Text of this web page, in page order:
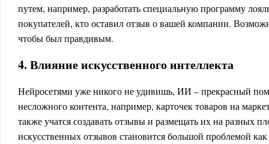
путем, например, разработать специальную программу
покупателей, кто оставил отзыв о вашей компании.
чтобы был правдивым.
4. Влияние искусственного интеллекта
Нейросетями уже никого не удивишь, ИИ – прекрасный
несложного контента, например, карточек товаров на
также учатся создавать отзывы и размещать их на разных
искусственных отзывов становится большой проблемой